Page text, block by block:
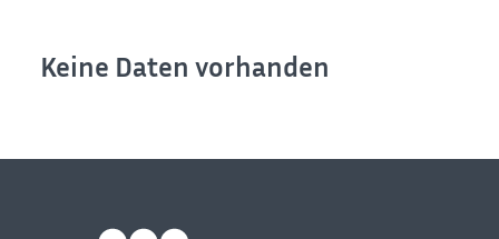
Keine Daten vorhanden